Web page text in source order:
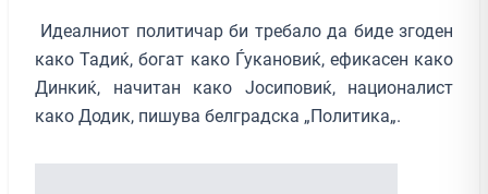
Идеалниот политичар би требало да биде згоден
како Тадиќ, богат како Ѓукановиќ, ефикасен како
Динкиќ, начитан како Јосиповиќ, националист
како Додик, пишува белградска „Политика„.